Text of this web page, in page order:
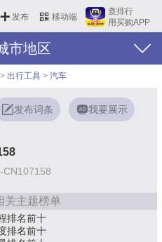
发布 移动端
查排行
用买购APP
市地区
> 出行工具 > 汽车
发布词条 我要展示
CN107158
关主题榜单
排名前十
排名前十